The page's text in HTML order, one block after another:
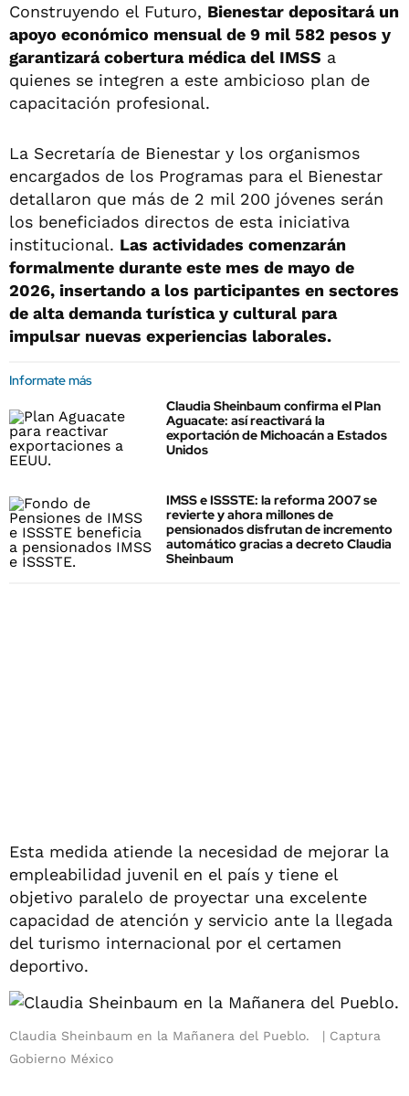
Construyendo el Futuro, Bienestar depositará un
apoyo económico mensual de 9 mil 582 pesos y
garantizará cobertura médica del IMSS a
quienes se integren a este ambicioso plan de
capacitación profesional.
La Secretaría de Bienestar y los organismos
encargados de los Programas para el Bienestar
detallaron que más de 2 mil 200 jóvenes serán
los beneficiados directos de esta iniciativa
institucional. Las actividades comenzarán
formalmente durante este mes de mayo de
2026, insertando a los participantes en sectores
de alta demanda turística y cultural para
impulsar nuevas experiencias laborales.
Informate más
Claudia Sheinbaum confirma el Plan
Aguacate: así reactivará la
exportación de Michoacán a Estados
Unidos
IMSS e ISSSTE: la reforma 2007 se
revierte y ahora millones de
pensionados disfrutan de incremento
automático gracias a decreto Claudia
Sheinbaum
Esta medida atiende la necesidad de mejorar la
empleabilidad juvenil en el país y tiene el
objetivo paralelo de proyectar una excelente
capacidad de atención y servicio ante la llegada
del turismo internacional por el certamen
deportivo.
Claudia Sheinbaum en la Mañanera del Pueblo.
Captura
Gobierno México